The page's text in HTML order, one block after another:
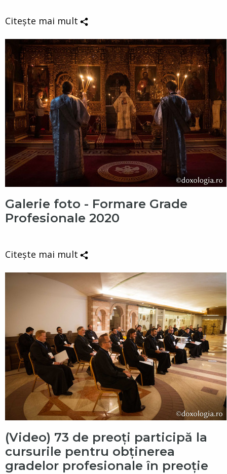
Citește mai mult
Galerie foto - Formare Grade
Profesionale 2020
Citește mai mult
(Video) 73 de preoți participă la
cursurile pentru obţinerea
gradelor profesionale în preoţie